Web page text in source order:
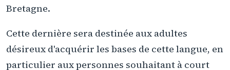
Bretagne.
Cette dernière sera destinée aux adultes
désireux d'acquérir les bases de cette langue, en
particulier aux personnes souhaitant à court